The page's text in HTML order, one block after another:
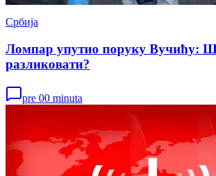
Србија
Ломпар упутио поруку Вучићу:
разликовати?
pre 00 minuta